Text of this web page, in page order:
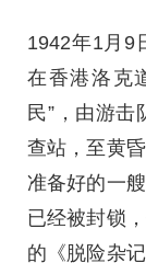
1942年1月9
在香港洛克
民”，由游
查站，至黄
准备好的一
已经被封锁
的《脱险杂